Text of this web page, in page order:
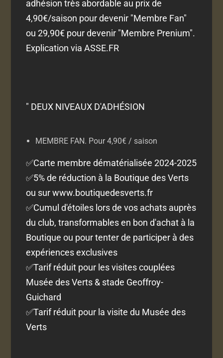
adhésion très abordable au prix de
4,90€/saison pour devenir "Membre Fan"
ou 29,90€ pour devenir "Membre Prenium".
Explication via ASSE.FR
" DEUX NIVEAUX D'ADHÉSION
MEMBRE FAN. Pour 4,90€ / saison
✅Carte membre dématérialisée 2024-2025
✅5% de réduction à la Boutique des Verts
ou sur www.boutiquedesverts.fr
✅Cumul d'étoiles lors de vos achats auprès
du club, transformables en bon d'achat à la
Boutique ou pour tenter de participer à des
expériences exclusives
✅Tarif réduit pour les visites couplées
Musée des Verts & stade Geoffroy-
Guichard
✅Tarif réduit pour la visite du Musée des
Verts